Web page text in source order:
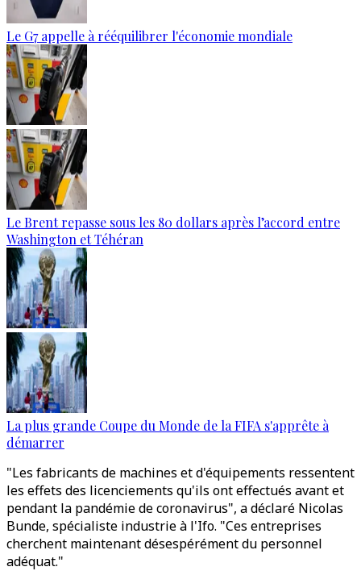
Le G7 appelle à rééquilibrer l'économie mondiale
Le Brent repasse sous les 80 dollars après l’accord entre
Washington et Téhéran
La plus grande Coupe du Monde de la FIFA s'apprête à
démarrer
"Les fabricants de machines et d'équipements ressentent
les effets des licenciements qu'ils ont effectués avant et
pendant la pandémie de coronavirus", a déclaré Nicolas
Bunde, spécialiste industrie à l'Ifo. "Ces entreprises
cherchent maintenant désespérément du personnel
adéquat."